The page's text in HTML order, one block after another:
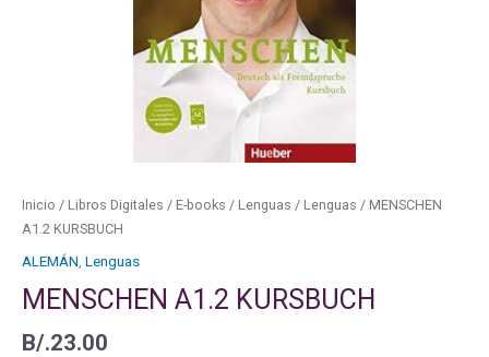
Inicio / Libros Digitales / E-books / Lenguas / Lenguas / MENSCHEN
A1.2 KURSBUCH
ALEMÁN, Lenguas
MENSCHEN A1.2 KURSBUCH
B/.23.00